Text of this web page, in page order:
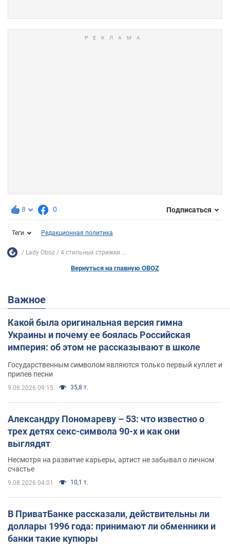
8 0 Подписаться
Теги Редакционная политика
Lady Oboz 4 стильных стрижки ...
Вернуться на главную OBOZ
Важное
Какой была оригинальная версия гимна
Украины и почему ее боялась Российская
империя: об этом не рассказывают в школе
Государственным символом являются только первый куплет и
припев песни
9.08.2026 09:15 35,8 т.
Александру Пономареву – 53: что известно о
трех детях секс-символа 90-х и как они
выглядят
Несмотря на развитие карьеры, артист не забывал о личном
счастье
9.08.2026 04:01 10,1 т.
В ПриватБанке рассказали, действительны ли
доллары 1996 года: принимают ли обменники и
банки такие купюры